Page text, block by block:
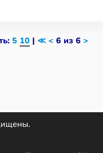
5 10 | ≪ < 6 из 6 >